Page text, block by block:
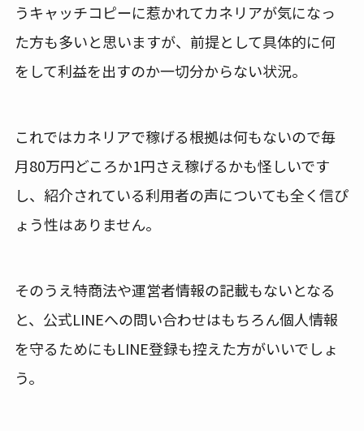
うキャッチコピーに惹かれてカネリアが気になっ
た方も多いと思いますが、前提として具体的に何
をして利益を出すのか一切分からない状況。
これではカネリアで稼げる根拠は何もないので毎
月80万円どころか1円さえ稼げるかも怪しいです
し、紹介されている利用者の声についても全く信ぴ
ょう性はありません。
そのうえ特商法や運営者情報の記載もないとなる
と、公式LINEへの問い合わせはもちろん個人情報
を守るためにもLINE登録も控えた方がいいでしょ
う。